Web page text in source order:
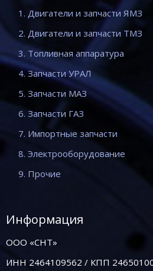
1. Двигатели и запчасти ЯМЗ
2. Двигатели и запчасти ТМЗ
3. Топливная аппаратура
4. Запчасти УРАЛ
5. Запчасти МАЗ
6. Запчасти ГАЗ
7. Импортные запчасти
8. Электрооборудование
9. Прочие
Информация
ООО «СНТ»
ИНН 2464109562 / КПП